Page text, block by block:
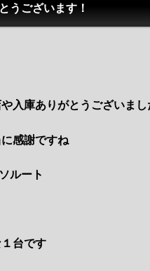
うございます！
入庫ありがとうございまし
感謝ですね
ルート
台です